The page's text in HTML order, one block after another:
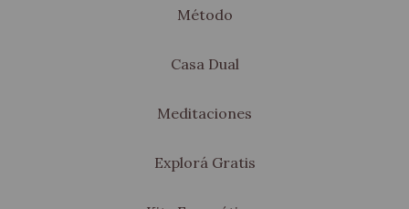
Método
Casa Dual
Meditaciones
Explorá Gratis